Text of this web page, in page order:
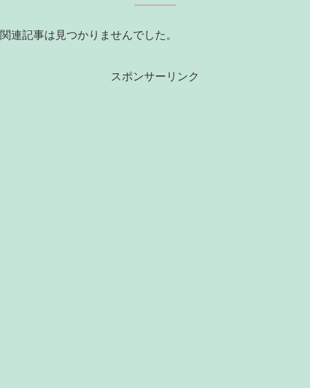
関連記事は見つかりませんでした。
スポンサーリンク